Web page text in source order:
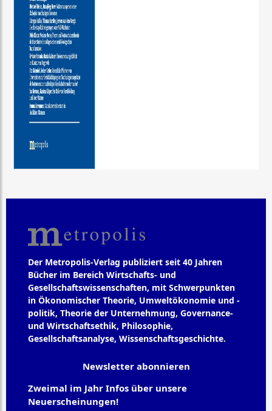
Der Metropolis-Verlag publiziert seit 40 Jahren
Bücher im Bereich Wirtschafts- und
Gesellschaftswissenschaften, mit Schwerpunkten
in Ökonomischer Theorie, Umweltökonomie und -
politik, Theorie der Unternehmung, Governance-
und Wirtschaftsethik, Philosophie,
Gesellschaftsanalyse, Wissenschaftsgeschichte.
Newsletter abonnieren
Zweimal im Jahr Infos über unsere
Neuerscheinungen!